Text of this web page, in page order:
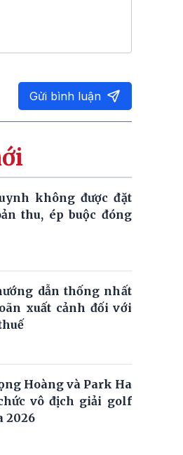
Gửi bình luận
không được đặt
thu, ép buộc đóng
dẫn thống nhất
xuất cảnh đối với
Hoàng và Park Ha
vô địch giải golf
2026